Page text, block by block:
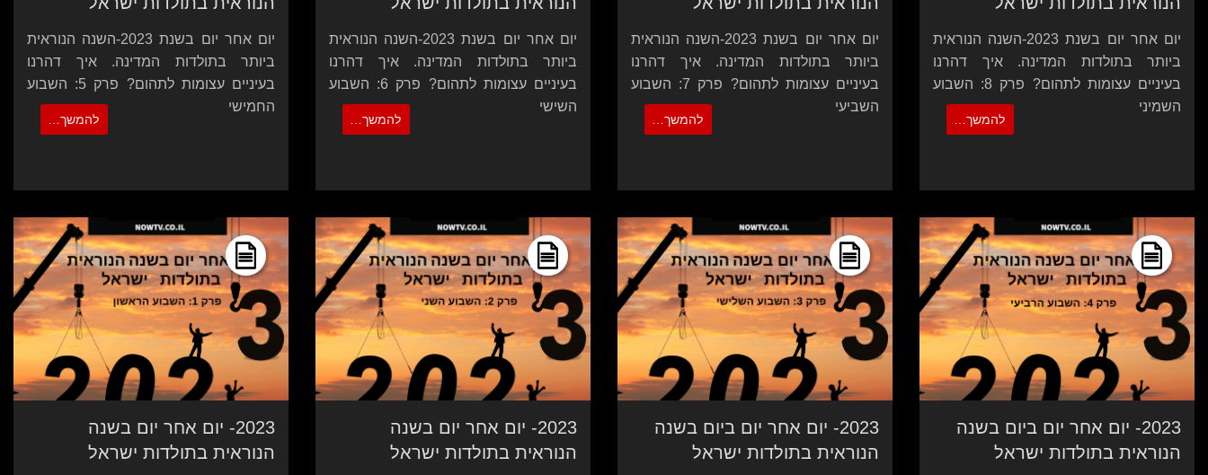
יום אחר יום בשנת 2023-השנה הנוראית
ביותר בתולדות המדינה. איך דהרנו
בעיניים עצומות לתהום? פרק 8: השבוע
השמיני
להמשך…
יום אחר יום בשנת 2023-השנה הנוראית
ביותר בתולדות המדינה. איך דהרנו
בעיניים עצומות לתהום? פרק 7: השבוע
השביעי
להמשך…
יום אחר יום בשנת 2023-השנה הנוראית
ביותר בתולדות המדינה. איך דהרנו
בעיניים עצומות לתהום? פרק 6: השבוע
השישי
להמשך…
יום אחר יום בשנת 2023-השנה הנוראית
ביותר בתולדות המדינה. איך דהרנו
בעיניים עצומות לתהום? פרק 5: השבוע
החמישי
להמשך…
2023- יום אחר יום ביום בשנה
הנוראית בתולדות ישראל
2023- יום אחר יום ביום בשנה
הנוראית בתולדות ישראל
2023- יום אחר יום בשנה
הנוראית בתולדות ישראל
2023- יום אחר יום בשנה
הנוראית בתולדות ישראל